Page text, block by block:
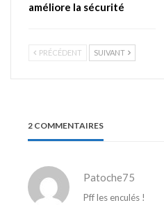
améliore la sécurité
PRÉCÉDENT SUIVANT
2 COMMENTAIRES
Patoche75
Pff les enculés !